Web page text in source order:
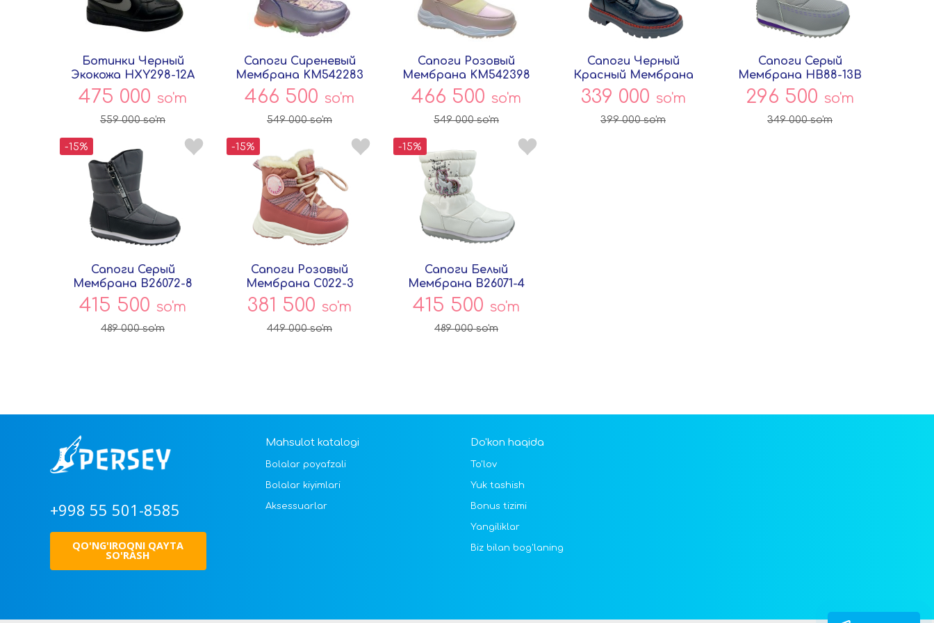
Ботинки Черный
Экокожа HXY298-12A
Совёнок
475 000 so'm
559 000so'm
Сапоги Сиреневый
Мембрана KM542283
Совёнок
466 500 so'm
549 000so'm
Сапоги Розовый
Мембрана KM542398
Совёнок
466 500 so'm
549 000so'm
Сапоги Черный
Красный Мембрана
XP28A-2-25 Совёнок
339 000 so'm
399 000so'm
Сапоги Серый
Мембрана HB88-13B
Совёнок
296 500 so'm
349 000so'm
-15%
Сапоги Серый
Мембрана B26072-8
Совёнок
415 500 so'm
489 000so'm
-15%
Сапоги Розовый
Мембрана C022-3
Совёнок
381 500 so'm
449 000so'm
-15%
Сапоги Белый
Мембрана B26071-4
Совёнок
415 500 so'm
489 000so'm
+998 55 501-8585
QO'NG'IROQNI QAYTA
SO'RASH
Mahsulot katalogi
Bolalar poyafzali
Bolalar kiyimlari
Aksessuarlar
Do'kon haqida
To'lov
Yuk tashish
Bonus tizimi
Yangiliklar
Biz bilan bog'laning